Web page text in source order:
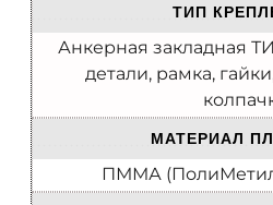
ТИП
Анкерная закладная
детали, рамка,
МАТЕРИАЛ
ПММА